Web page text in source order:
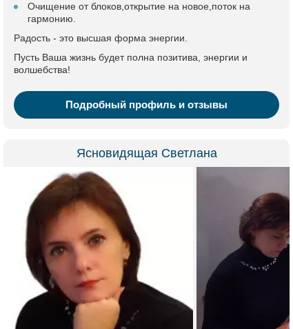
Очищение от блоков,открытие на новое,поток на
гармонию.
Радость - это высшая форма энергии.
Пусть Ваша жизнь будет полна позитива, энергии и
волшебства!
Подробный профиль и отзывы
Ясновидящая Светлана